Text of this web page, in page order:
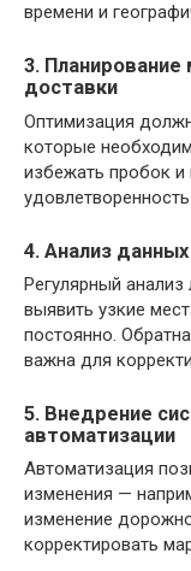
времени и
3.
доставки
Оптимизация
которые
избежать пробок и
удовлетворенность
4. Анализ
Регулярный
выявить узкие
постоянно.
важна для
5. Внедрение
автоматизации
Автоматизация
изменения —
изменение
корректировать